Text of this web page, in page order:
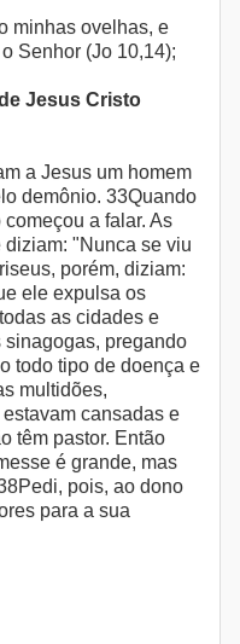
minhas ovelhas, e
Senhor (Jo 10,14);
Jesus Cristo
a Jesus um homem
demônio. 33Quando
a falar. As
"Nunca se viu
porém, diziam:
ele expulsa os
as cidades e
pregando
todo tipo de doença e
multidões,
cansadas e
têm pastor. Então
é grande, mas
pois, ao dono
para a sua